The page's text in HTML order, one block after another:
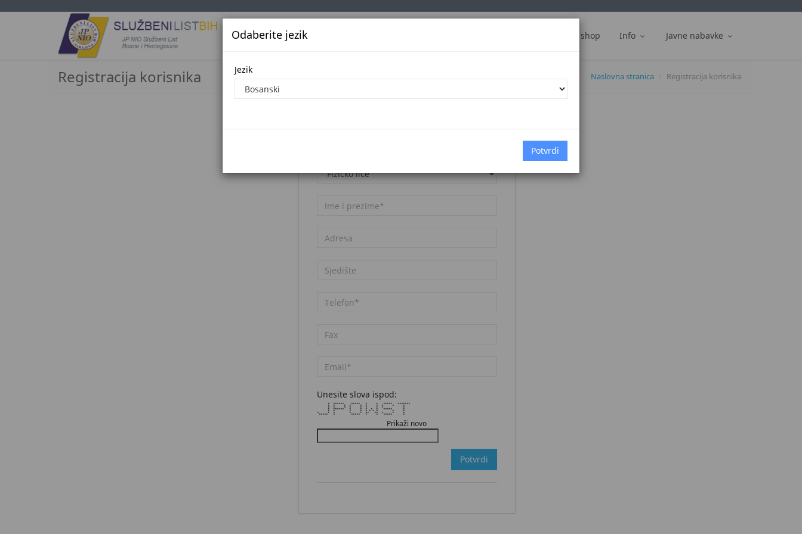
Jezik Službena glasila Web shop Info Javne nabavke
Odaberite jezik
Jezik
Registracija korisnika Naslovna stranica Registracija korisnika
Unesite slova ispod:
* ****** ***** * * ***** *******
* * * * * * * * * *
* * * * * * * * *
* ****** * * * * * ***** *
* * * * * * * * * *
* * * * * ** ** * * *
***** * ***** * * ***** *
Prikaži novo
Potvrdi